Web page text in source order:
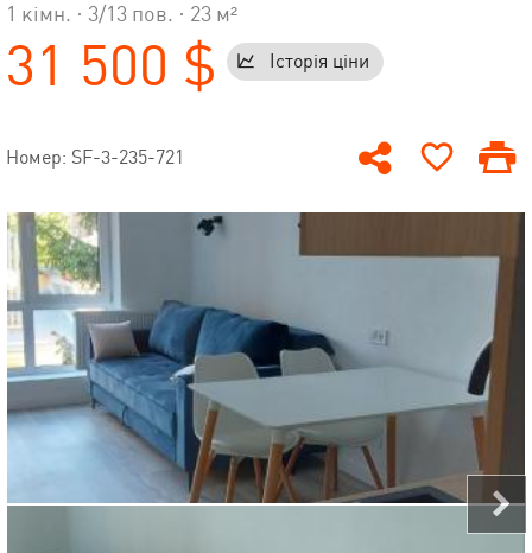
1 кімн. · 3/13 пов. · 23 м²
31 500 $ Історія ціни
Номер: SF-3-235-721